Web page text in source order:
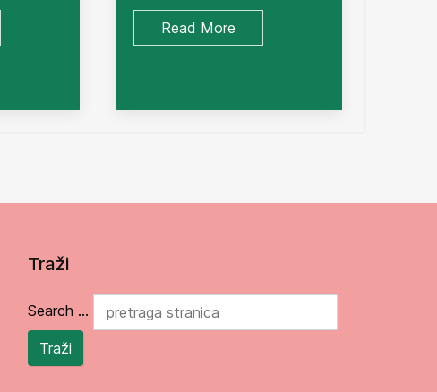
Read More
Traži
Search ...
Traži